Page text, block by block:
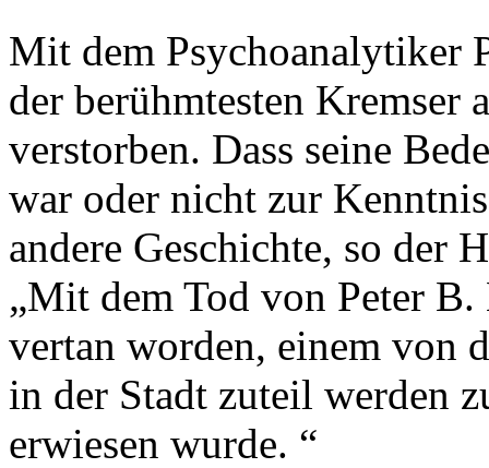
Mit dem Psychoanalytiker
der berühmtesten Kremser
verstorben. Dass seine
war oder nicht zur
andere Geschichte, so der
„Mit dem Tod von Peter
vertan worden, einem von
in der Stadt zuteil werden
erwiesen wurde. “